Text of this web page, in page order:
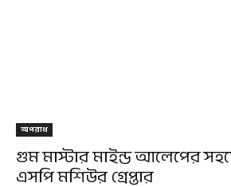
অপরাধ
গুম মাস্টার মাইন্ড আলেপের
এসপি মশিউর গ্রেপ্তার